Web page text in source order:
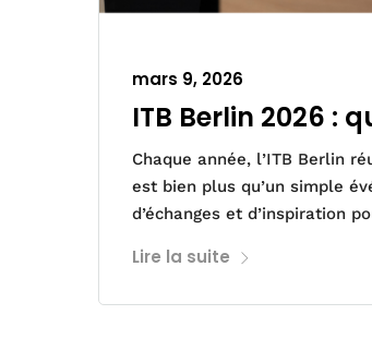
mars 9, 2026
ITB Berlin 2026 :
Chaque année, l’ITB Berlin
est bien plus qu’un simple
d’échanges et d’inspiration
Lire la suite